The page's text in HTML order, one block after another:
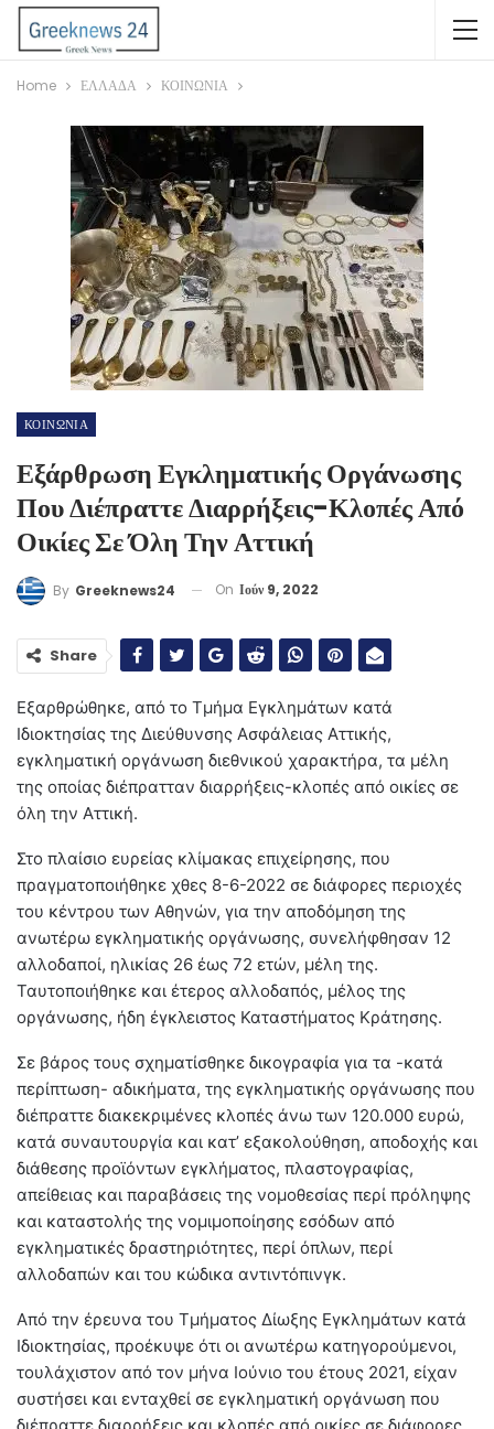
Home ΕΛΛΑΔΑ ΚΟΙΝΩΝΙΑ
ΚΟΙΝΩΝΙΑ
Εξάρθρωση Εγκληματικής Οργάνωσης
Που Διέπραττε Διαρρήξεις-Κλοπές Από
Οικίες Σε Όλη Την Αττική
By Greeknews24 On Ιούν 9, 2022
Share
Εξαρθρώθηκε, από το Τμήμα Εγκλημάτων κατά
Ιδιοκτησίας της Διεύθυνσης Ασφάλειας Αττικής,
εγκληματική οργάνωση διεθνικού χαρακτήρα, τα μέλη
της οποίας διέπρατταν διαρρήξεις-κλοπές από οικίες σε
όλη την Αττική.
Στο πλαίσιο ευρείας κλίμακας επιχείρησης, που
πραγματοποιήθηκε χθες 8-6-2022 σε διάφορες περιοχές
του κέντρου των Αθηνών, για την αποδόμηση της
ανωτέρω εγκληματικής οργάνωσης, συνελήφθησαν 12
αλλοδαποί, ηλικίας 26 έως 72 ετών, μέλη της.
Ταυτοποιήθηκε και έτερος αλλοδαπός, μέλος της
οργάνωσης, ήδη έγκλειστος Καταστήματος Κράτησης.
Σε βάρος τους σχηματίσθηκε δικογραφία για τα -κατά
περίπτωση- αδικήματα, της εγκληματικής οργάνωσης που
διέπραττε διακεκριμένες κλοπές άνω των 120.000 ευρώ,
κατά συναυτουργία και κατ’ εξακολούθηση, αποδοχής και
διάθεσης προϊόντων εγκλήματος, πλαστογραφίας,
απείθειας και παραβάσεις της νομοθεσίας περί πρόληψης
και καταστολής της νομιμοποίησης εσόδων από
εγκληματικές δραστηριότητες, περί όπλων, περί
αλλοδαπών και του κώδικα αντιντόπινγκ.
Από την έρευνα του Τμήματος Δίωξης Εγκλημάτων κατά
Ιδιοκτησίας, προέκυψε ότι οι ανωτέρω κατηγορούμενοι,
τουλάχιστον από τον μήνα Ιούνιο του έτους 2021, είχαν
συστήσει και ενταχθεί σε εγκληματική οργάνωση που